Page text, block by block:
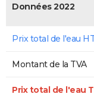
Données 2022
Prix total de l'eau
Montant de la TVA
Prix total de l'eau